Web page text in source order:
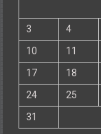
3
4
10
11
17
18
24
25
31